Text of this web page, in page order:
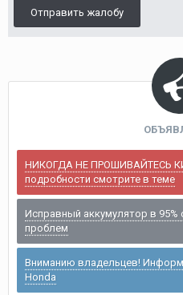
Отправить жалобу
НИКОГДА НЕ ПРОШИВАЙТЕСЬ
подробности смотрите в теме
Исправный аккумулятор в
проблем
Вниманию владельцев!
Honda